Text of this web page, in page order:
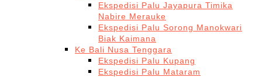
Ekspedisi Palu Jayapura Timika
Nabire Merauke
Ekspedisi Palu Sorong Manokwari
Biak Kaimana
Ke Bali Nusa Tenggara
Ekspedisi Palu Kupang
Ekspedisi Palu Mataram